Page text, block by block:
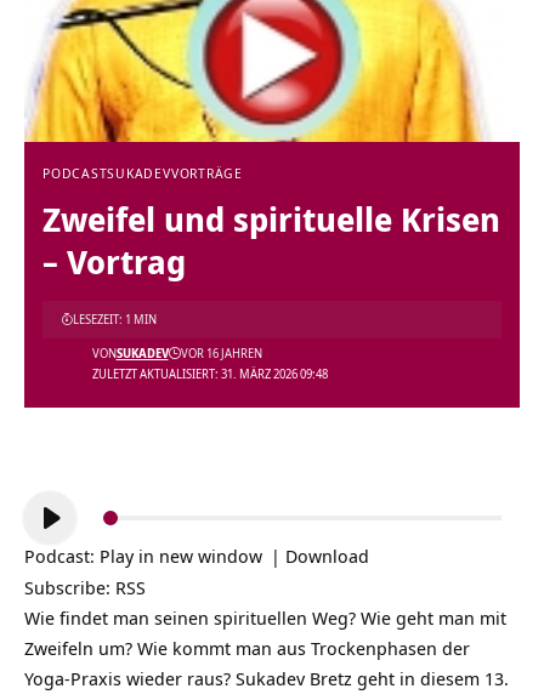
PODCASTSUKADEVVORTRÄGE
Zweifel und spirituelle Krisen
– Vortrag
ZULETZT AKTUALISIERT: 31. MÄRZ 2026 09:48
VONSUKADEV VOR 16 JAHREN
LESEZEIT: 1 MIN
Audio-
Player
Podcast: Play in new window | Download
Subscribe: RSS
Wie findet man seinen spirituellen Weg? Wie geht man mit
Zweifeln um? Wie kommt man aus Trockenphasen der
Yoga-Praxis wieder raus? Sukadev Bretz geht in diesem 13.